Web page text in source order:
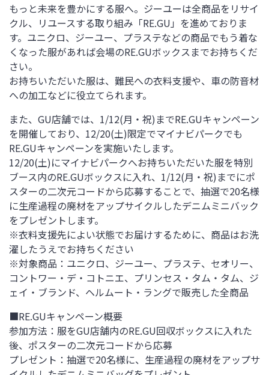
もっと未来を豊かにする服へ。ジーユーは全商品をリサイ
クル、リユースする取り組み「RE.GU」を進めておりま
す。ユニクロ、ジーユー、プラステなどの商品でもう着な
くなった服があれば会場のRE.GUボックスまでお持ちくだ
さい。
お持ちいただいた服は、難民への衣料支援や、車の防音材
への加工などに役立てられます。
また、GU店舗では、1/12(月・祝)までRE.GUキャンペーン
を開催しており、12/20(土)限定でマイナビパークでも
RE.GUキャンペーンを実施いたします。
12/20(土)にマイナビパークへお持ちいただいた服を特別
ブース内のRE.GUボックスに入れ、1/12(月・祝)までにポ
スターの二次元コードから応募することで、抽選で20名様
に生産過程の廃材をアップサイクルしたデニムミニバック
をプレゼントします。
※衣料支援先によい状態でお届けするために、商品はお洗
濯したうえでお持ちください
※対象商品：ユニクロ、ジーユー、プラステ、セオリー、
コントワー・デ・コトニエ、プリンセス・タム・タム、ジ
ェイ・ブランド、ヘルムート・ラングで販売した全商品
■RE.GUキャンペーン概要
参加方法：服をGU店舗内のRE.GU回収ボックスに入れた
後、ポスターの二次元コードから応募
プレゼント：抽選で20名様に、生産過程の廃材をアップサ